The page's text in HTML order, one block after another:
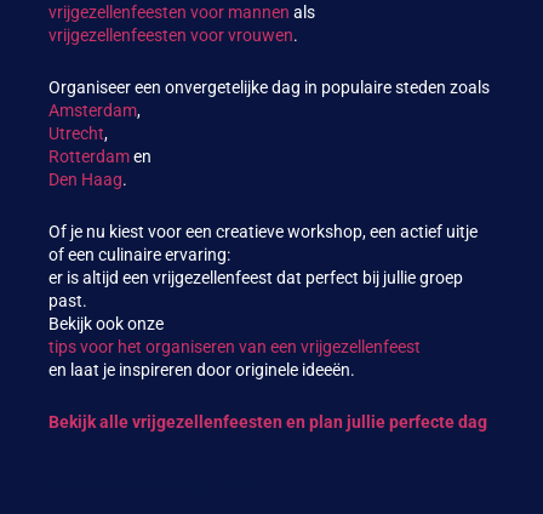
vrijgezellenfeesten voor mannen als
vrijgezellenfeesten voor vrouwen.
Organiseer een onvergetelijke dag in populaire steden zoals
Amsterdam,
Utrecht,
Rotterdamen
Den Haag.
Of je nu kiest voor een creatieve workshop, een actief uitje
of een culinaire ervaring:
er is altijd een vrijgezellenfeest dat perfect bij jullie groep
past.
Bekijk ook onze
tips voor het organiseren van een vrijgezellenfeest
en laat je inspireren door originele ideeën.
Bekijk alle vrijgezellenfeesten en plan jullie perfecte dag